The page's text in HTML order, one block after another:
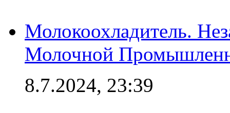
Молокоохладитель.
Молочной
8.7.2024, 23:39